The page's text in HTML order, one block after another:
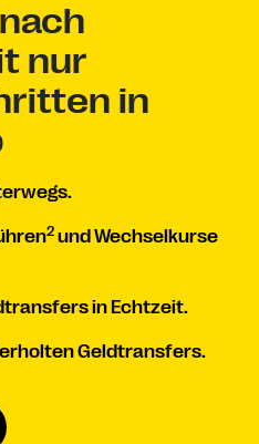
nur
in
2 und Wechselkurse
in Echtzeit.
Geldtransfers.